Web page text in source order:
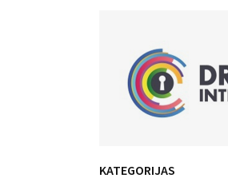
KATEGORIJAS